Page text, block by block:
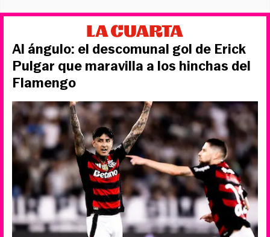
Al ángulo: el descomunal gol de Erick
Pulgar que maravilla a los hinchas del
Flamengo